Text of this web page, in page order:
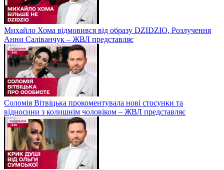
Михайло Хома відмовився від образу DZIDZIO, Розлучення
Анни Саліванчук – ЖВЛ представляє
Соломія Вітвіцька прокоментувала нові стосунки та
відносини з колишнім чоловіком – ЖВЛ представляє